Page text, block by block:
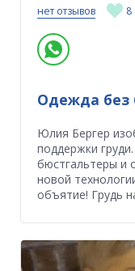
Одежда без
Юлия Бергер
поддержки
бюстгальтеры и
новой
объятие! Грудь
нет отзывов 8